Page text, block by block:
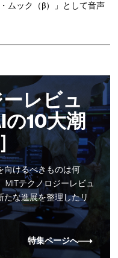
ムック（β）」として音声
レビュ
10大潮
向けるべきものは何
テクノロジーレビュ
たな進展を整理したリ
特集ページへ